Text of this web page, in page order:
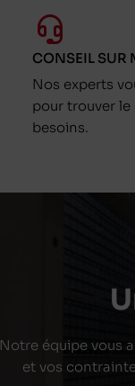
CONSEIL SUR
Nos experts
pour trouver le
besoins.
Notre équipe vous
et vos